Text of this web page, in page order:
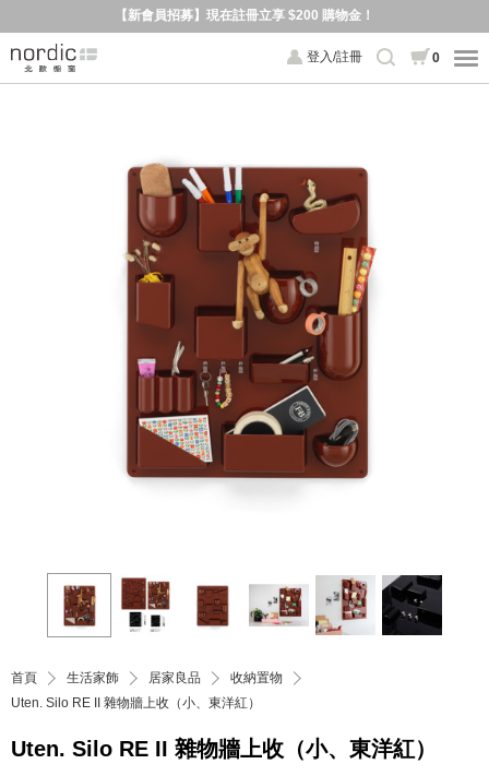
【新會員招募】現在註冊立享 $200 購物金！
登入/註冊 0
首頁 生活家飾 居家良品
收納置物
Uten. Silo RE II 雜物牆上收（小、東洋紅）
Uten. Silo RE II 雜物牆上收（小、東洋紅）